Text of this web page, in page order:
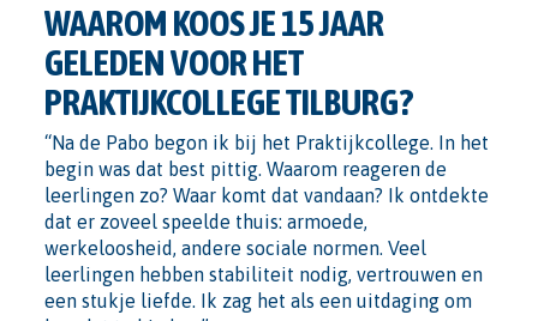
WAAROM KOOS JE 15 JAAR
GELEDEN VOOR HET
PRAKTIJKCOLLEGE TILBURG?
“Na de Pabo begon ik bij het Praktijkcollege. In het
begin was dat best pittig. Waarom reageren de
leerlingen zo? Waar komt dat vandaan? Ik ontdekte
dat er zoveel speelde thuis: armoede,
werkeloosheid, andere sociale normen. Veel
leerlingen hebben stabiliteit nodig, vertrouwen en
een stukje liefde. Ik zag het als een uitdaging om